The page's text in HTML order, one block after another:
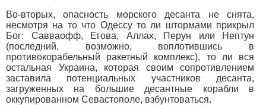
Во-вторых, опасность морского десанта не снята,
несмотря на то что Одессу то ли штормами прикрыл
Бог: Савваофф, Егова, Аллах, Перун или Нептун
(последний, возможно, воплотившись в
противокорабельный ракетный комплекс), то ли вся
остальная Украина, которая своим сопротивлением
заставила потенциальных участников десанта,
загруженных на большие десантные корабли в
оккупированном Севастополе, взбунтоваться.